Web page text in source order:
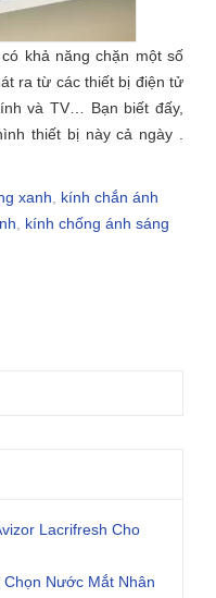
khả năng chặn một số
ra từ các thiết bị điện tử
và TV… Bạn biết đấy,
thiết bị này cả ngày .
xanh
kính chắn ánh
kính chống ánh sáng
Lacrifresh Cho
Nước Mắt Nhân